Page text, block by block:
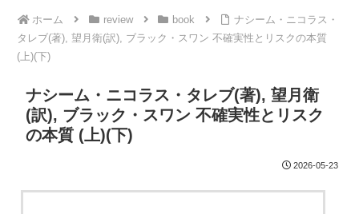
ホーム review book
ナシーム・ニコラス・
タレブ(著), 望月衛(訳), ブラック・スワン 不確実性とリスクの本質
(上)(下)
ナシーム・ニコラス・タレブ(著), 望月衛
(訳), ブラック・スワン 不確実性とリスク
の本質 (上)(下)
2026-05-23